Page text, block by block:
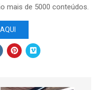
mais de 5000 conteúdos.